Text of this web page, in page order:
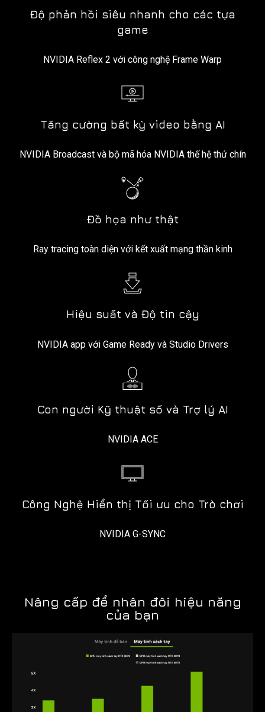
Độ phản hồi siêu nhanh cho các tựa
game
NVIDIA Reflex 2 với công nghệ Frame Warp
Tăng cường bất kỳ video bằng AI
NVIDIA Broadcast và bộ mã hóa NVIDIA thế hệ thứ chín
Đồ họa như thật
Ray tracing toàn diện với kết xuất mạng thần kinh
Hiệu suất và Độ tin cậy
NVIDIA app với Game Ready và Studio Drivers
Con người Kỹ thuật số và Trợ lý AI
NVIDIA ACE
Công Nghệ Hiển thị Tối ưu cho Trò chơi
NVIDIA G-SYNC
Nâng cấp để nhân đôi hiệu năng
của bạn